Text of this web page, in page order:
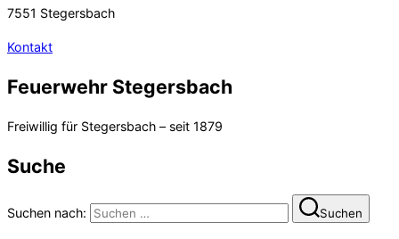
7551 Stegersbach
Kontakt
Feuerwehr Stegersbach
Freiwillig für Stegersbach – seit 1879
Suche
Suchen nach: Suchen